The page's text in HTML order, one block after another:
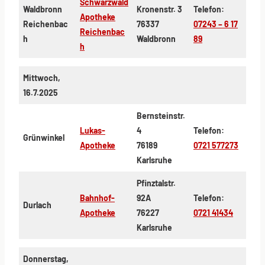
Waldbronn
Reichenbac
h
Apotheke
Reichenbac
h
Kronenstr. 3
76337
Waldbronn
Telefon:
07243 – 6 17
89
Mittwoch,
16.7.2025
Grünwinkel
Lukas-
Apotheke
Bernsteinstr.
4
76189
Karlsruhe
Telefon:
0721 577273
Durlach
Bahnhof-
Apotheke
Pfinztalstr.
92A
76227
Karlsruhe
Telefon:
0721 41434
Donnerstag,